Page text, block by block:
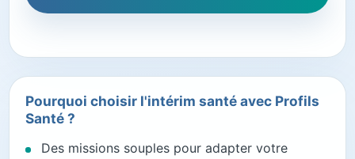
Pourquoi choisir l'intérim santé avec Profils
Santé ?
Des missions souples pour adapter votre